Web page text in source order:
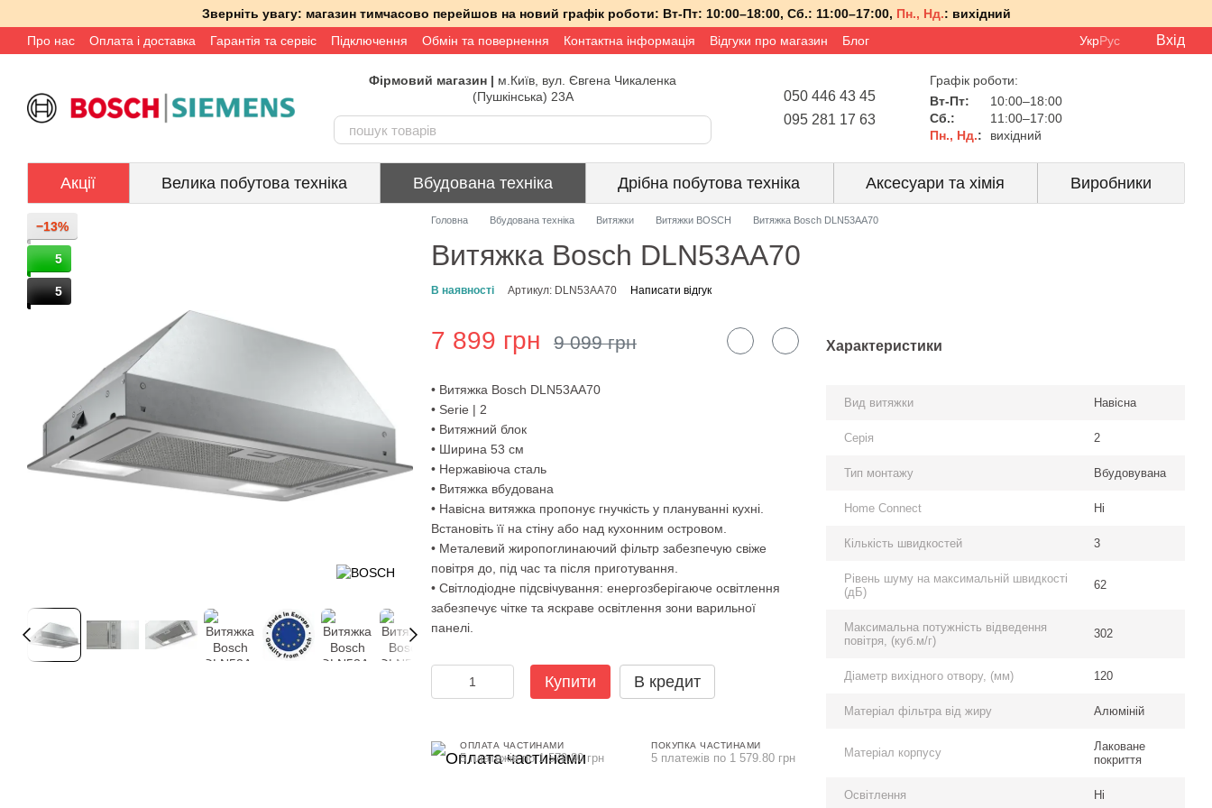
Зверніть увагу: магазин тимчасово перейшов на новий графік роботи: Вт-Пт: 10:00–18:00, Сб.: 11:00–17:00, Пн., Нд.: вихідний
Про нас
Оплата і доставка Гарантія та сервіс Підключення Обмін та повернення Контактна інформація Відгуки про магазин Блог УкрРус Вхід
Фірмовий магазин | м.Київ, вул. Євгена Чикаленка
(Пушкінська) 23А
050 446 43 45
095 281 17 63
Графік роботи:
Вт-Пт:
10:00–18:00
Сб.:
11:00–17:00
Пн., Нд.: вихідний
Акції Велика побутова техніка Вбудована техніка Дрібна побутова техніка Аксесуари та хімія Виробники
−13%
5
5
Головна Вбудована техніка Витяжки Витяжки BOSCH Витяжка Bosch DLN53AA70
Витяжка Bosch DLN53AA70
В наявності Артикул: DLN53AA70 Написати відгук
7 899 грн 9 099 грн
• Витяжка Bosch DLN53AA70
• Serie | 2
• Витяжний блок
• Ширина 53 см
• Нержавіюча сталь
• Витяжка вбудована
• Навісна витяжка пропонує гнучкість у плануванні кухні.
Встановіть її на стіну або над кухонним островом.
• Металевий жиропоглинаючий фільтр забезпечую свіже
повітря до, під час та після приготування.
• Світлодіодне підсвічування: енергозберігаюче освітлення
забезпечує чітке та яскраве освітлення зони варильної
панелі.
Купити В кредит
ОПЛАТА ЧАСТИНАМИ
5 платежів по 1 579.80 грн
ПОКУПКА ЧАСТИНАМИ
5 платежів по 1 579.80 грн
Характеристики
Вид витяжки Навісна
Серія 2
Тип монтажу Вбудовувана
Home Connect Ні
Кількість швидкостей 3
Рівень шуму на максимальній швидкості
(дБ)
62
Максимальна потужність відведення
повітря, (куб.м/г)
302
Діаметр вихідного отвору, (мм) 120
Матеріал фільтра від жиру Алюміній
Матеріал корпусу
Лаковане
покриття
Освітлення Ні